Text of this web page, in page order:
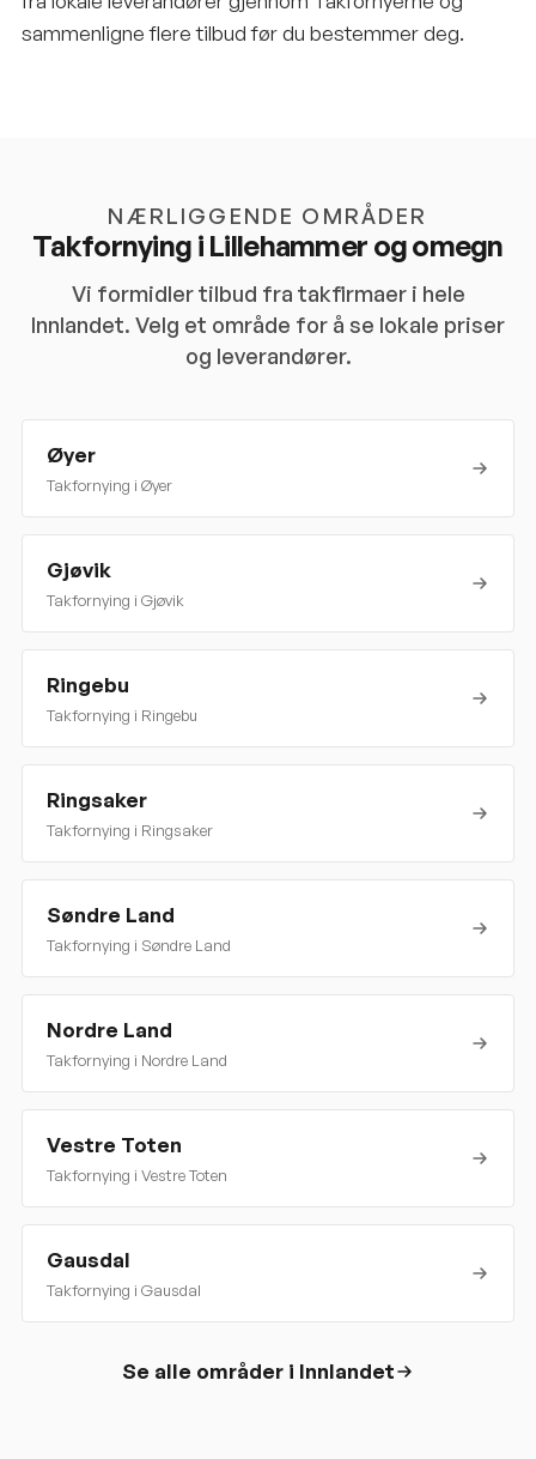
sammenligne flere tilbud før du bestemmer deg.
NÆRLIGGENDE OMRÅDER
Takfornying i Lillehammer og omegn
Vi formidler tilbud fra takfirmaer i hele
Innlandet. Velg et område for å se lokale priser
og leverandører.
Øyer
Takfornying i Øyer
Gjøvik
Takfornying i Gjøvik
Ringebu
Takfornying i Ringebu
Ringsaker
Takfornying i Ringsaker
Søndre Land
Takfornying i Søndre Land
Nordre Land
Takfornying i Nordre Land
Vestre Toten
Takfornying i Vestre Toten
Gausdal
Takfornying i Gausdal
Se alle områder i Innlandet